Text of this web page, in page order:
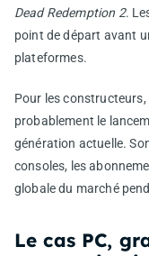
Dead Redemption 2.
point de départ avant
plateformes.
Pour les constructeurs,
probablement le
génération actuelle.
consoles, les
globale du marché
Le cas PC,